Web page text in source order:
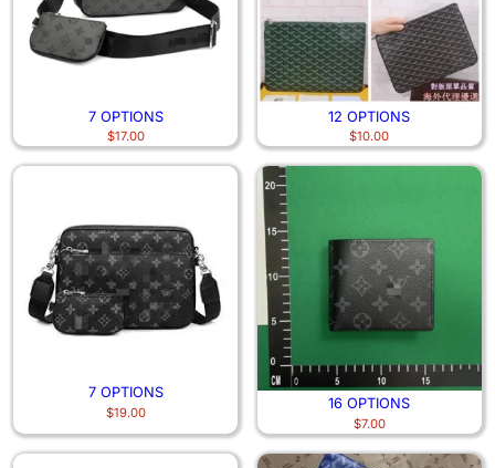
7 OPTIONS
$17.00
12 OPTIONS
$10.00
7 OPTIONS
$19.00
16 OPTIONS
$7.00